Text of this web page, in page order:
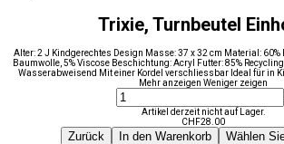
Trixie, Turnbeutel
Alter: 2 J Kindgerechtes Design Masse: 37 x 32 cm Material: 60%
Baumwolle, 5% Viscose Beschichtung: Acryl Futter: 85%
Wasserabweisend Mit einer Kordel verschliessbar Ideal für in
Mehr anzeigen Weniger zeigen
Artikel derzeit nicht auf Lager.
CHF28.00
Zurück In den Warenkorb Wählen